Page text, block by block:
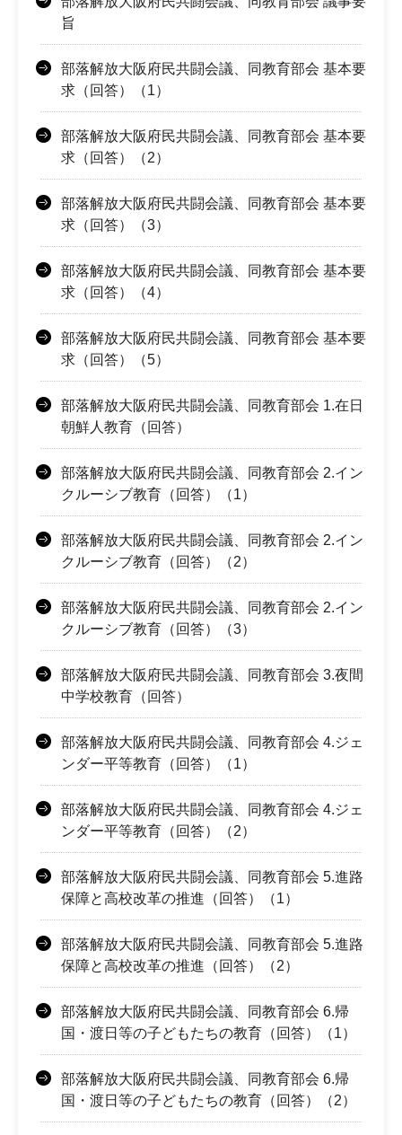
旨
部落解放大阪府民共闘会議、同教育部会 基本要
求（回答）（1）
部落解放大阪府民共闘会議、同教育部会 基本要
求（回答）（2）
部落解放大阪府民共闘会議、同教育部会 基本要
求（回答）（3）
部落解放大阪府民共闘会議、同教育部会 基本要
求（回答）（4）
部落解放大阪府民共闘会議、同教育部会 基本要
求（回答）（5）
部落解放大阪府民共闘会議、同教育部会 1.在日
朝鮮人教育（回答）
部落解放大阪府民共闘会議、同教育部会 2.イン
クルーシブ教育（回答）（1）
部落解放大阪府民共闘会議、同教育部会 2.イン
クルーシブ教育（回答）（2）
部落解放大阪府民共闘会議、同教育部会 2.イン
クルーシブ教育（回答）（3）
部落解放大阪府民共闘会議、同教育部会 3.夜間
中学校教育（回答）
部落解放大阪府民共闘会議、同教育部会 4.ジェ
ンダー平等教育（回答）（1）
部落解放大阪府民共闘会議、同教育部会 4.ジェ
ンダー平等教育（回答）（2）
部落解放大阪府民共闘会議、同教育部会 5.進路
保障と高校改革の推進（回答）（1）
部落解放大阪府民共闘会議、同教育部会 5.進路
保障と高校改革の推進（回答）（2）
部落解放大阪府民共闘会議、同教育部会 6.帰
国・渡日等の子どもたちの教育（回答）（1）
部落解放大阪府民共闘会議、同教育部会 6.帰
国・渡日等の子どもたちの教育（回答）（2）